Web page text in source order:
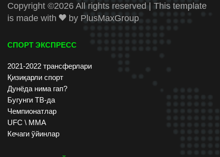
Copyright ©2026 All rights reserved | This template
is made with
by PlusMaxGroup
СПОРТ ЭКСПРЕСС
2021-2022 трансферлари
Қизиқарли спорт
Дунёда нима гап?
Бугунги ТВ-да
Чемпионатлар
UFC \ ММА
Кечаги ўйинлар